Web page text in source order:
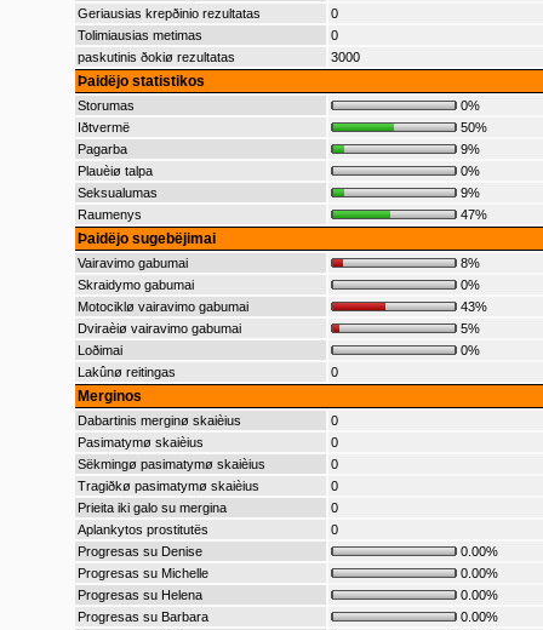
Geriausias krepðinio rezultatas
0
Tolimiausias metimas
0
paskutinis ðokiø rezultatas
3000
Þaidëjo statistikos
Storumas
0%
Iðtvermë
50%
Pagarba
9%
Plauèiø talpa
0%
Seksualumas
9%
Raumenys
47%
Þaidëjo sugebëjimai
Vairavimo gabumai
8%
Skraidymo gabumai
0%
Motociklø vairavimo gabumai
43%
Dviraèiø vairavimo gabumai
5%
Loðimai
0%
Lakûnø reitingas
0
Merginos
Dabartinis merginø skaièius
0
Pasimatymø skaièius
0
Sëkmingø pasimatymø skaièius
0
Tragiðkø pasimatymø skaièius
0
Prieita iki galo su mergina
0
Aplankytos prostitutës
0
Progresas su Denise
0.00%
Progresas su Michelle
0.00%
Progresas su Helena
0.00%
Progresas su Barbara
0.00%